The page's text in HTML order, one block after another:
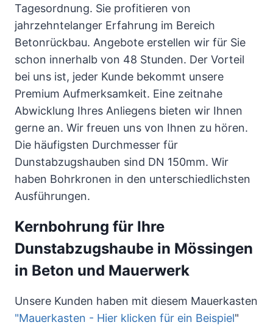
Tagesordnung. Sie profitieren von
jahrzehntelanger Erfahrung im Bereich
Betonrückbau. Angebote erstellen wir für Sie
schon innerhalb von 48 Stunden. Der Vorteil
bei uns ist, jeder Kunde bekommt unsere
Premium Aufmerksamkeit. Eine zeitnahe
Abwicklung Ihres Anliegens bieten wir Ihnen
gerne an. Wir freuen uns von Ihnen zu hören.
Die häufigsten Durchmesser für
Dunstabzugshauben sind DN 150mm. Wir
haben Bohrkronen in den unterschiedlichsten
Ausführungen.
Kernbohrung für Ihre
Dunstabzugshaube in Mössingen
in Beton und Mauerwerk
Unsere Kunden haben mit diesem Mauerkasten
"Mauerkasten - Hier klicken für ein Beispiel"